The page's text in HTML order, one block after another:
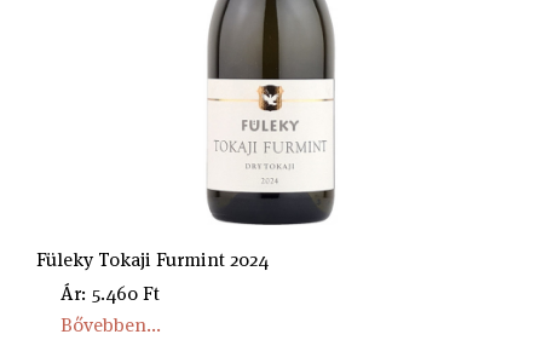
Füleky Tokaji Furmint 2024
Ár: 5.460 Ft
Bővebben...